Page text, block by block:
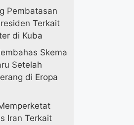
Pembatasan
Terkait
di Kuba
Skema
Setelah
di Eropa
Iran Terkait